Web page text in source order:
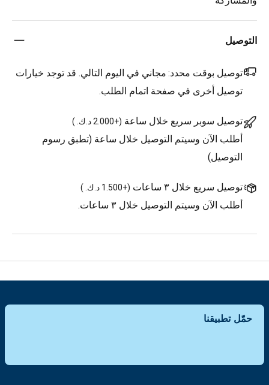
التوصيل
توصيل بوقت محدد: مجاني في اليوم التالي. قد توجد خيارات
توصيل أخرى في صفحة اتمام الطلب.
توصيل سوبر سريع خلال ساعة (+2.000 د.ك. )
أطلب الآن وسيتم التوصيل خلال ساعة (تطبق رسوم
التوصيل)
توصيل سريع خلال ٣ ساعات (+1.500 د.ك. )
أطلب الآن وسيتم التوصيل خلال ٣ ساعات.
حمّل تطبيقنا